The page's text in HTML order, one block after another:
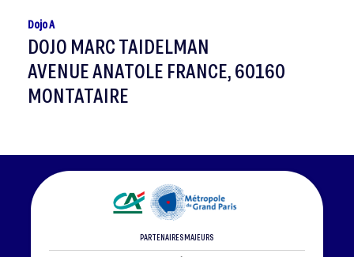
Dojo A
DOJO MARC TAIDELMAN
AVENUE ANATOLE FRANCE, 60160
MONTATAIRE
PARTENAIRES MAJEURS